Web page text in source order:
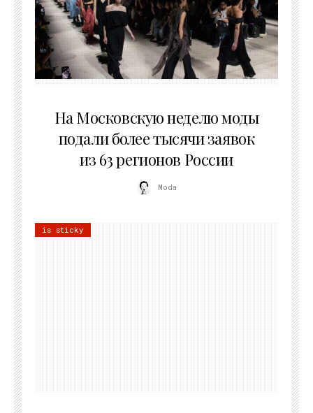
На Московскую неделю моды
подали более тысячи заявок
из 63 регионов России
Moda
is sticky